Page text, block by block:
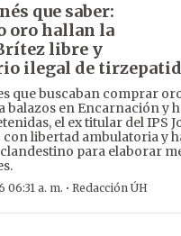
que saber:
oro hallan la
libre y
ilegal de
que buscaban comprar
balazos en Encarnación y
el ex titular del IPS
libertad ambulatoria y
para elaborar
06:31 a. m. · Redacción ÚH